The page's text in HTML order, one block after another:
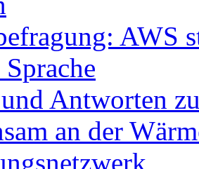
AWS
Antworten
an der